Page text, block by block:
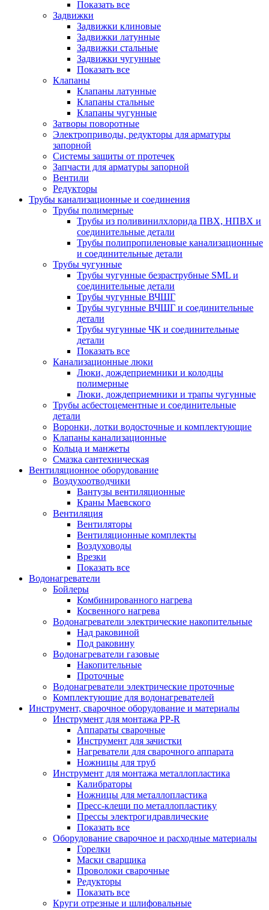
Показать все
Задвижки
Задвижки клиновые
Задвижки латунные
Задвижки стальные
Задвижки чугунные
Показать все
Клапаны
Клапаны латунные
Клапаны стальные
Клапаны чугунные
Затворы поворотные
Электроприводы, редукторы для арматуры
запорной
Системы защиты от протечек
Запчасти для арматуры запорной
Вентили
Редукторы
Трубы канализационные и соединения
Трубы полимерные
Трубы из поливинилхлорида ПВХ, НПВХ и
соединительные детали
Трубы полипропиленовые канализационные
и соединительные детали
Трубы чугунные
Трубы чугунные безраструбные SML и
соединительные детали
Трубы чугунные ВЧШГ
Трубы чугунные ВЧШГ и соединительные
детали
Трубы чугунные ЧК и соединительные
детали
Показать все
Канализационные люки
Люки, дождеприемники и колодцы
полимерные
Люки, дождеприемники и трапы чугунные
Трубы асбестоцементные и соединительные
детали
Воронки, лотки водосточные и комплектующие
Клапаны канализационные
Кольца и манжеты
Смазка сантехническая
Вентиляционное оборудование
Воздухоотводчики
Вантузы вентиляционные
Краны Маевского
Вентиляция
Вентиляторы
Вентиляционные комплекты
Воздуховоды
Врезки
Показать все
Водонагреватели
Бойлеры
Комбинированного нагрева
Косвенного нагрева
Водонагреватели электрические накопительные
Над раковиной
Под раковину
Водонагреватели газовые
Накопительные
Проточные
Водонагреватели электрические проточные
Комплектующие для водонагревателей
Инструмент, сварочное оборудование и материалы
Инструмент для монтажа PP-R
Аппараты сварочные
Инструмент для зачистки
Нагреватели для сварочного аппарата
Ножницы для труб
Инструмент для монтажа металлопластика
Калибраторы
Ножницы для металлопластика
Пресс-клещи по металлопластику
Прессы электрогидравлические
Показать все
Оборудование сварочное и расходные материалы
Горелки
Маски сварщика
Проволоки сварочные
Редукторы
Показать все
Круги отрезные и шлифовальные